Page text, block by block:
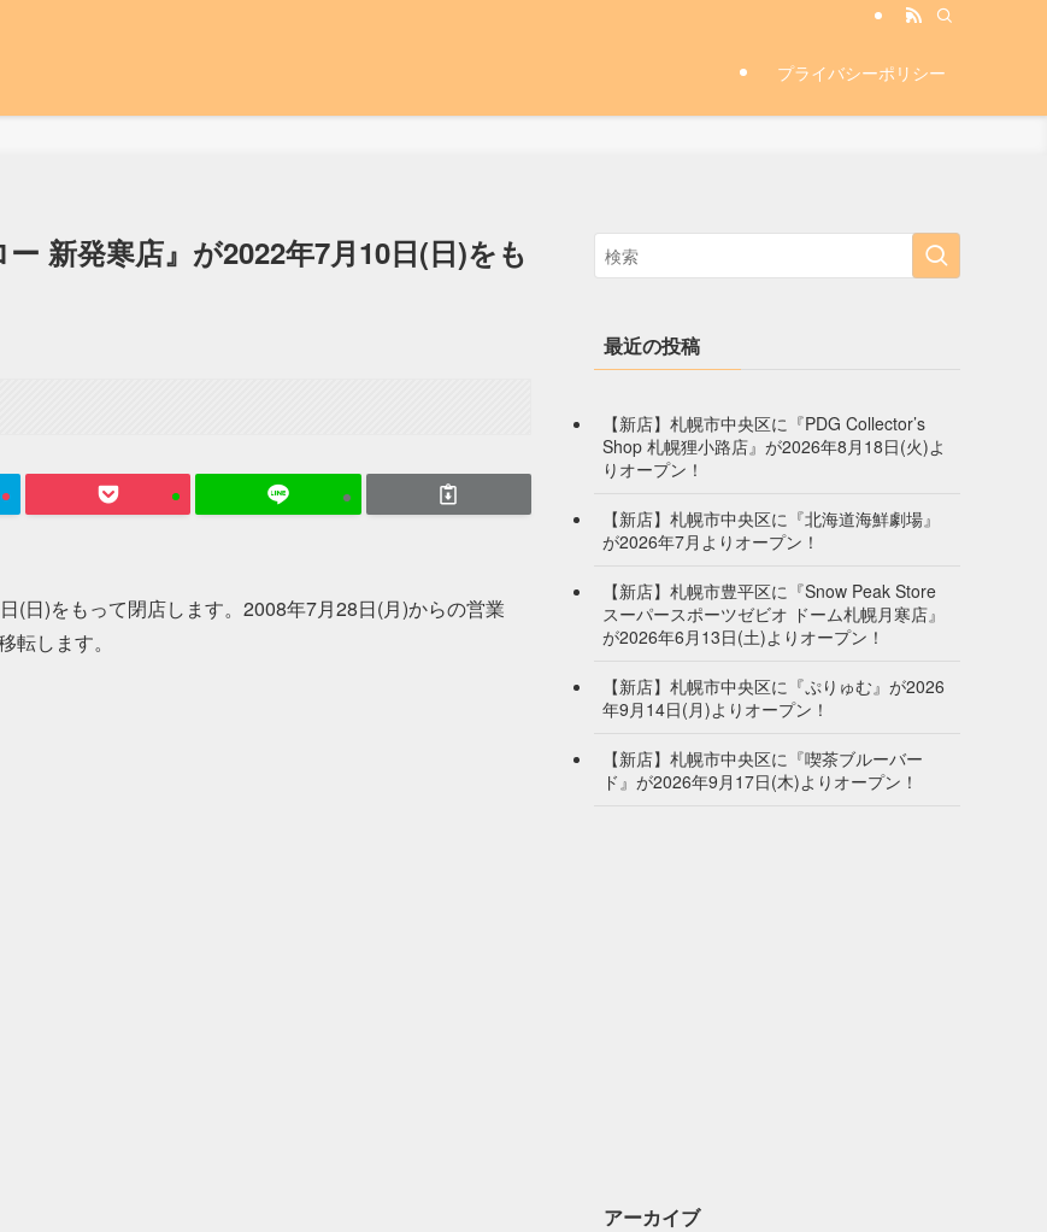
プライバシーポリシー
新発寒店』が2022年7月10日(日)をも
(日)をもって閉店します。2008年7月28日(月)からの営業
します。
最近の投稿
【新店】札幌市中央区に『PDG Collector’s
Shop 札幌狸小路店』が2026年8月18日(火)よ
りオープン！
【新店】札幌市中央区に『北海道海鮮劇場』
が2026年7月よりオープン！
【新店】札幌市豊平区に『Snow Peak Store
スーパースポーツゼビオ ドーム札幌月寒店』
が2026年6月13日(土)よりオープン！
【新店】札幌市中央区に『ぷりゅむ』が2026
年9月14日(月)よりオープン！
【新店】札幌市中央区に『喫茶ブルーバー
ド』が2026年9月17日(木)よりオープン！
アーカイブ